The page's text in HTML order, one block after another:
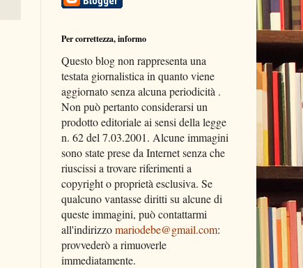
Per correttezza, informo
Questo blog non rappresenta una
testata giornalistica in quanto viene
aggiornato senza alcuna periodicità .
Non può pertanto considerarsi un
prodotto editoriale ai sensi della legge
n. 62 del 7.03.2001. Alcune immagini
sono state prese da Internet senza che
riuscissi a trovare riferimenti a
copyright o proprietà esclusiva. Se
qualcuno vantasse diritti su alcune di
queste immagini, può contattarmi
all'indirizzomariodebe@gmail.com:
provvederò a rimuoverle
immediatamente.